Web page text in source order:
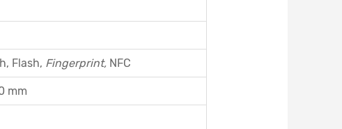
Flash, Fingerprint, NFC
mm